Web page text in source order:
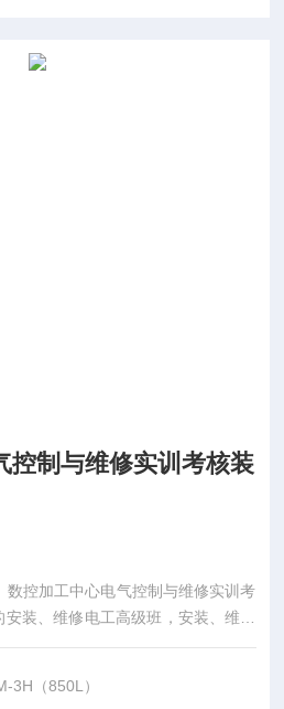
控制与维修实训考核装
数控加工中心电气控制与维修实训考
装、维修电工高级班，安装、维修
高级技师班和车床工中、高级和技
3H（850L）